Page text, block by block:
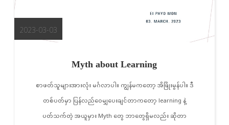
2023-03-03
Myth about Learning
စာဖတ်သူများအားလုံး မင်္ဂလာပါ။ ကျွန်မကတော့ အိဖြိုးမွန်ပါ။ ဒီ
တစ်ပတ်မှာ ပြန်လည်ဝေမျှပေးချင်တာကတော့ learning နဲ့
ပတ်သက်တဲ့ အယူမှား Myth တွေ ဘာတွေရှိမလည်း ဆိုတာ